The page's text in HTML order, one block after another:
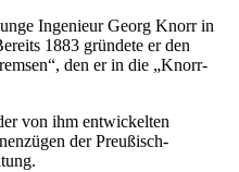
Ingenieur Georg Knorr in
1883 gründete er den
den er in die „Knorr-
von ihm entwickelten
der Preußisch-